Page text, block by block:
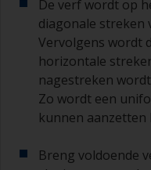
Als er bij een van
lopers of zakkers
blijken te
worden met
Begin met
dit steeds
schuurpapier
u te veel
De verf wordt op
diagonale streken
Vervolgens wordt
horizontale
nagestreken
Zo wordt een
kunnen
Breng voldoende